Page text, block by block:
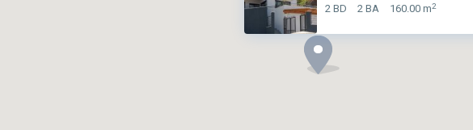
2 BD 2 BA 160.00 m2